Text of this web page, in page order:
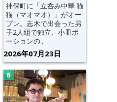
神保町に「立呑み中華 猫
猫（マオマオ）」がオー
プン。志木で出会った男
子2人組で独立、小皿ポ
ーションの...
2026年07月23日